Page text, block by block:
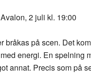
2 juli kl. 19:00
bråkas på scen. Det
energi. En spelning
annat. Precis som på